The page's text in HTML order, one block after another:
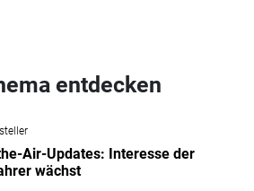
entdecken
Air-Updates: Interesse der
wächst